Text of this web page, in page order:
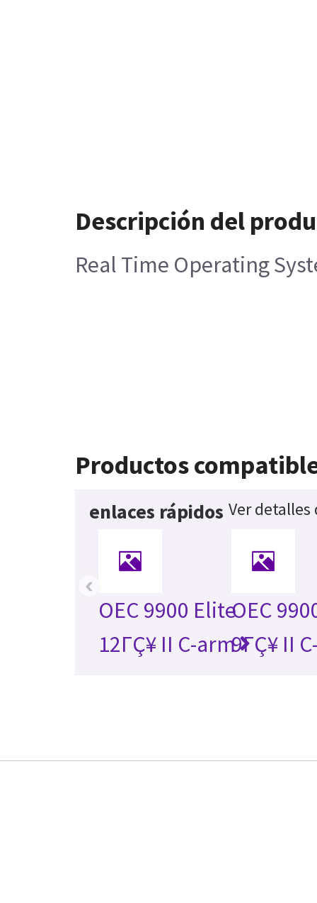
Descripción del
Real Time Operating
Productos
enlaces rápidos Ver
OEC 9900 Elite
12ΓÇ¥ II C-arm
OEC
9ΓÇ¥ II
‹